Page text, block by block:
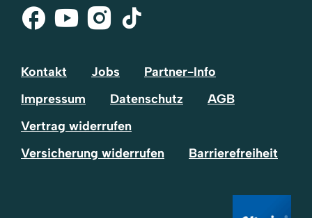
Facebook
Youtube
Instagram
Tik-
Kontakt Jobs
Partner-Info
Impressum
Datenschutz
AGB
Vertrag widerrufen
Versicherung widerrufen
Barrierefreiheit